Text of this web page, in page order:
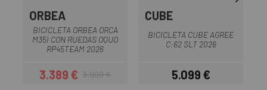
ORBEA
BICICLETA ORBEA ORCA
M35I CON RUEDAS OQUO
RP45TEAM 2026
Precio
3.389 €Precio regular
3.999 €
CUBE
BICICLETA CUBE AGREE
C:62 SLT 2026
Precio
5.099 €